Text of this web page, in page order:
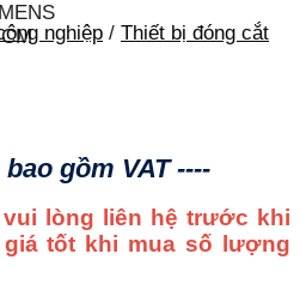
nghiệp / Thiết bị đóng cắt
gồm VAT ----
lòng liên hệ trước khi
tốt khi mua số lượng